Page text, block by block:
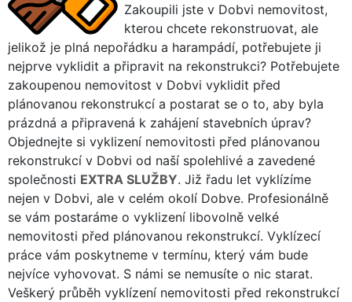
Zakoupili jste v Dobvi nemovitost,
kterou chcete rekonstruovat, ale
jelikož je plná nepořádku a harampádí, potřebujete ji
nejprve vyklidit a připravit na rekonstrukci? Potřebujete
zakoupenou nemovitost v Dobvi vyklidit před
plánovanou rekonstrukcí a postarat se o to, aby byla
prázdná a připravená k zahájení stavebních úprav?
Objednejte si vyklizení nemovitosti před plánovanou
rekonstrukcí v Dobvi od naší spolehlivé a zavedené
společnosti EXTRA SLUŽBY. Již řadu let vyklízíme
nejen v Dobvi, ale v celém okolí Dobve. Profesionálně
se vám postaráme o vyklizení libovolně velké
nemovitosti před plánovanou rekonstrukcí. Vyklízecí
práce vám poskytneme v termínu, který vám bude
nejvíce vyhovovat. S námi se nemusíte o nic starat.
Veškerý průběh vyklízení nemovitosti před rekonstrukcí